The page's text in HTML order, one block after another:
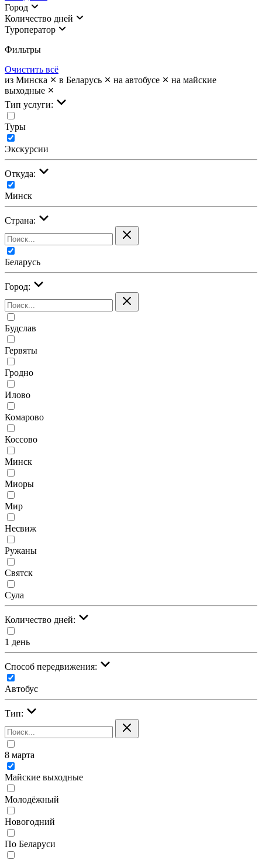
Город
Количество дней
Туроператор
Фильтры
Очистить всё
из Минска
в Беларусь на автобусе
на майские
выходные
Тип услуги:
Туры
Экскурсии
Откуда:
Минск
Страна:
Беларусь
Город:
Будслав
Гервяты
Гродно
Илово
Комарово
Коссово
Минск
Миоры
Мир
Несвиж
Ружаны
Святск
Сула
Количество дней:
1 день
Cпособ передвижения:
Автобус
Тип:
8 марта
Майские выходные
Молодёжный
Новогодний
По Беларуси